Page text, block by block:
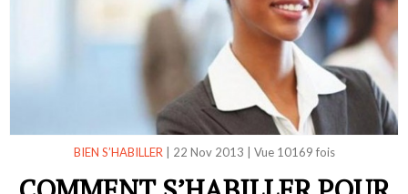
BIEN S’HABILLER 22 Nov 2013 Vue 10169 fois